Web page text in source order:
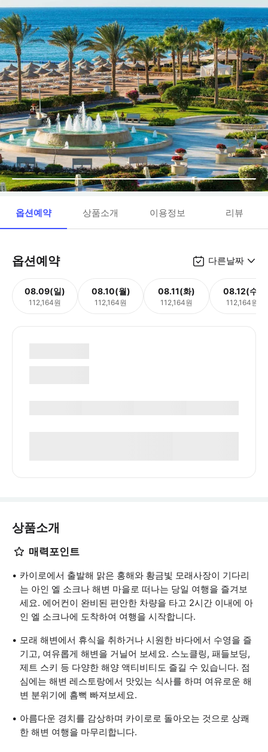
옵션예약 상품소개 이용정보 리뷰
옵션예약 다른날짜
08.09(일)
112,164원
08.10(월)
112,164원
08.11(화)
112,164원
08.12(수)
112,164원
상품소개
매력포인트
카이로에서 출발해 맑은 홍해와 황금빛 모래사장이 기다리
는 아인 엘 소크나 해변 마을로 떠나는 당일 여행을 즐겨보
세요. 에어컨이 완비된 편안한 차량을 타고 2시간 이내에 아
인 엘 소크나에 도착하여 여행을 시작합니다.
모래 해변에서 휴식을 취하거나 시원한 바다에서 수영을 즐
기고, 여유롭게 해변을 거닐어 보세요. 스노클링, 패들보딩,
제트 스키 등 다양한 해양 액티비티도 즐길 수 있습니다. 점
심에는 해변 레스토랑에서 맛있는 식사를 하며 여유로운 해
변 분위기에 흠뻑 빠져보세요.
아름다운 경치를 감상하며 카이로로 돌아오는 것으로 상쾌
한 해변 여행을 마무리합니다.